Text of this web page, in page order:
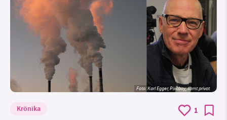
Foto:Karl Egger, Pixabay, samt privat
Krönika 1